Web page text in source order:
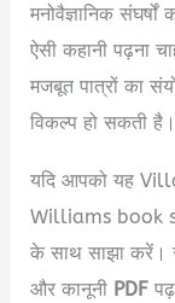
मनोवैज्ञानिक
ऐसी कहानी पढ़ना
मजबूत पात्रों का
विकल्प हो सकती है।
यदि आपको यह
Williams book
के साथ साझा करें।
और कानूनी PDF